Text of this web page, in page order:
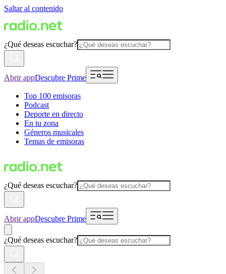
Saltar al contenido
¿Qué deseas escuchar?
Abrir appDescubre Prime
Top 100 emisoras
Podcast
Deporte en directo
En tu zona
Géneros musicales
Temas de emisoras
¿Qué deseas escuchar?
Abrir appDescubre Prime
¿Qué deseas escuchar?